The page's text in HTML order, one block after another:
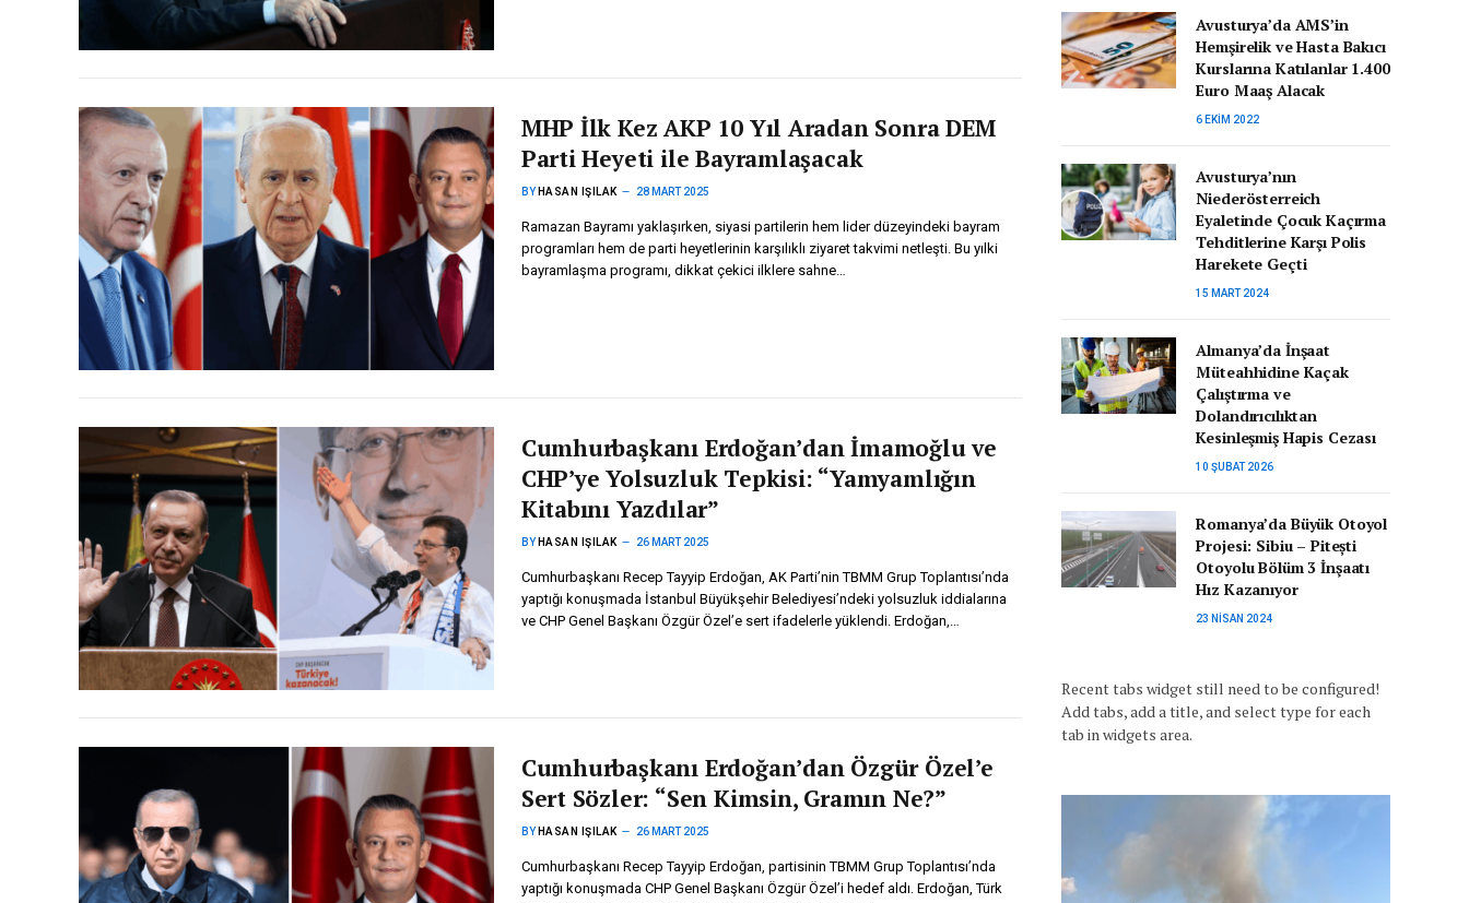
MHP İlk Kez AKP 10 Yıl Aradan Sonra DEM
Parti Heyeti ile Bayramlaşacak
BY HASAN IŞILAK 28 MART 2025
Ramazan Bayramı yaklaşırken, siyasi partilerin hem lider düzeyindeki bayram
programları hem de parti heyetlerinin karşılıklı ziyaret takvimi netleşti. Bu yılki
bayramlaşma programı, dikkat çekici ilklere sahne…
Cumhurbaşkanı Erdoğan’dan İmamoğlu ve
CHP’ye Yolsuzluk Tepkisi: “Yamyamlığın
Kitabını Yazdılar”
BY HASAN IŞILAK 26 MART 2025
Cumhurbaşkanı Recep Tayyip Erdoğan, AK Parti’nin TBMM Grup Toplantısı’nda
yaptığı konuşmada İstanbul Büyükşehir Belediyesi’ndeki yolsuzluk iddialarına
ve CHP Genel Başkanı Özgür Özel’e sert ifadelerle yüklendi. Erdoğan,…
Cumhurbaşkanı Erdoğan’dan Özgür Özel’e
Sert Sözler: “Sen Kimsin, Gramın Ne?”
BY HASAN IŞILAK 26 MART 2025
Cumhurbaşkanı Recep Tayyip Erdoğan, partisinin TBMM Grup Toplantısı’nda
yaptığı konuşmada CHP Genel Başkanı Özgür Özel’i hedef aldı. Erdoğan, Türk
Avusturya’da AMS’in
Hemşirelik ve Hasta Bakıcı
Kurslarına Katılanlar 1.400
Euro Maaş Alacak
6 EKIM 2022
Avusturya’nın
Niederösterreich
Eyaletinde Çocuk Kaçırma
Tehditlerine Karşı Polis
Harekete Geçti
15 MART 2024
Almanya’da İnşaat
Müteahhidine Kaçak
Çalıştırma ve
Dolandırıcılıktan
Kesinleşmiş Hapis Cezası
10 ŞUBAT 2026
Romanya’da Büyük Otoyol
Projesi: Sibiu – Pitești
Otoyolu Bölüm 3 İnşaatı
Hız Kazanıyor
23 NISAN 2024
Recent tabs widget still need to be configured!
Add tabs, add a title, and select type for each
tab in widgets area.